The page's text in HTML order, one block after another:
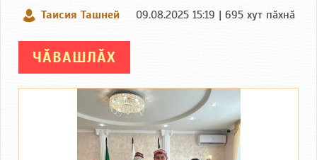
Таисия Ташней 09.08.2025 15:19 | 695 хут пӑхнӑ
ЧӐВАШЛӐХ